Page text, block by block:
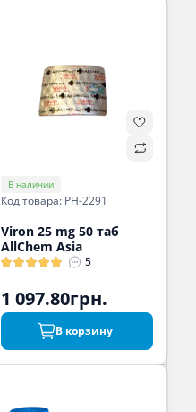
В наличии
Код товара: PH-2291
Viron 25 mg 50 таб
AllChem Asia
5
1 097.80грн.
В корзину